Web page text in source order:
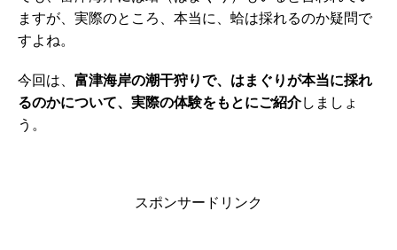
ますが、実際のところ、本当に、蛤は採れるのか疑問で
すよね。
今回は、 富津海岸の潮干狩りで、はまぐりが本当に採れ
るのかについて、実際の体験をもとにご紹介しましょ
う。
スポンサードリンク